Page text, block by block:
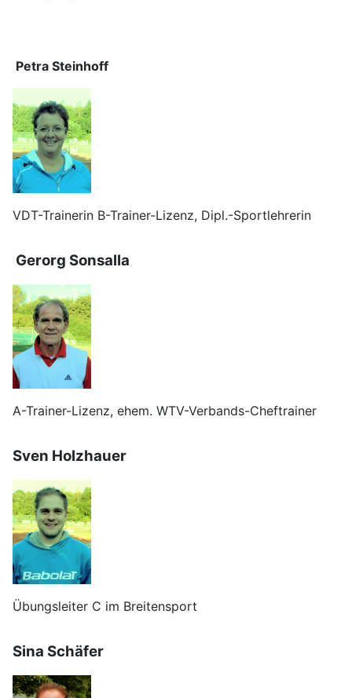
Petra Steinhoff
VDT-Trainerin B-Trainer-Lizenz, Dipl.-Sportlehrerin
Gerorg Sonsalla
A-Trainer-Lizenz, ehem. WTV-Verbands-Cheftrainer
Sven Holzhauer
Übungsleiter C im Breitensport
Sina Schäfer